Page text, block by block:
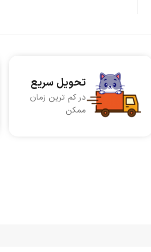
تحویل سریع
در کم ترین زمان
ممکن